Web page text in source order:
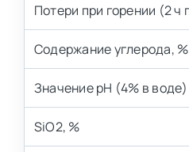
Потери при горении (2 ч
Содержание углерода, %
Значение pH (4% в воде)
SiO2, %